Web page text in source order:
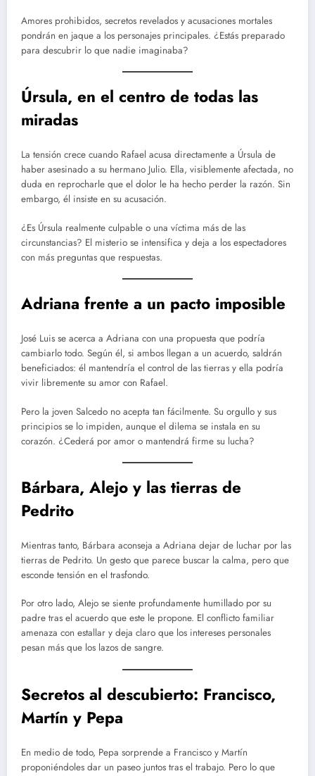
Amores prohibidos, secretos revelados y acusaciones mortales
pondrán en jaque a los personajes principales. ¿Estás preparado
para descubrir lo que nadie imaginaba?
Úrsula, en el centro de todas las
miradas
La tensión crece cuando Rafael acusa directamente a Úrsula de
haber asesinado a su hermano Julio. Ella, visiblemente afectada, no
duda en reprocharle que el dolor le ha hecho perder la razón. Sin
embargo, él insiste en su acusación.
¿Es Úrsula realmente culpable o una víctima más de las
circunstancias? El misterio se intensifica y deja a los espectadores
con más preguntas que respuestas.
Adriana frente a un pacto imposible
José Luis se acerca a Adriana con una propuesta que podría
cambiarlo todo. Según él, si ambos llegan a un acuerdo, saldrán
beneficiados: él mantendría el control de las tierras y ella podría
vivir libremente su amor con Rafael.
Pero la joven Salcedo no acepta tan fácilmente. Su orgullo y sus
principios se lo impiden, aunque el dilema se instala en su
corazón. ¿Cederá por amor o mantendrá firme su lucha?
Bárbara, Alejo y las tierras de
Pedrito
Mientras tanto, Bárbara aconseja a Adriana dejar de luchar por las
tierras de Pedrito. Un gesto que parece buscar la calma, pero que
esconde tensión en el trasfondo.
Por otro lado, Alejo se siente profundamente humillado por su
padre tras el acuerdo que este le propone. El conflicto familiar
amenaza con estallar y deja claro que los intereses personales
pesan más que los lazos de sangre.
Secretos al descubierto: Francisco,
Martín y Pepa
En medio de todo, Pepa sorprende a Francisco y Martín
proponiéndoles dar un paseo juntos tras el trabajo. Pero lo que